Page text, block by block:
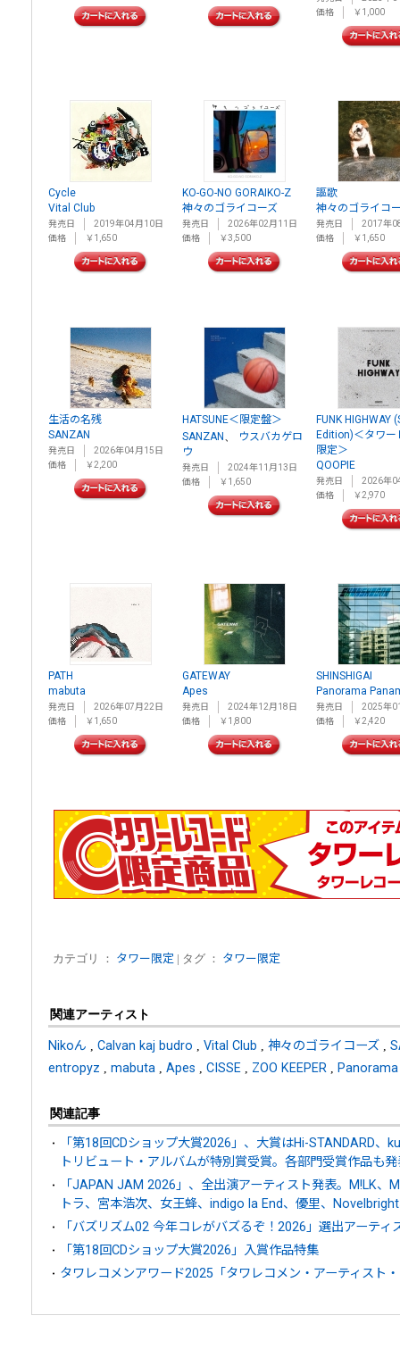
価格
￥1,000
Cycle
Vital Club
発売日
2019年04月10日
価格
￥1,650
KO-GO-NO GORAIKO-Z
神々のゴライコーズ
発売日
2026年02月11日
価格
￥3,500
謳歌
神々のゴライコ
発売日
2017年
価格
￥1,650
生活の名残
SANZAN
発売日
2026年04月15日
価格
￥2,200
HATSUNE＜限定盤＞
SANZAN
ウスバカゲロ
ウ
発売日
2024年11月13日
価格
￥1,650
FUNK HIGHWAY
Edition)＜タワー
限定＞
QOOPIE
発売日
2026年
価格
￥2,970
PATH
mabuta
発売日
2026年07月22日
価格
￥1,650
GATEWAY
Apes
発売日
2024年12月18日
価格
￥1,800
SHINSHIGAI
Panorama
発売日
2025年
価格
￥2,420
カテゴリ ： タワー限定 | タグ ： タワー限定
関連アーティスト
Nikoん Calvan kaj budro Vital Club 神々のゴライコーズ
entropyz
mabuta Apes CISSE ZOO KEEPER
関連記事
「第18回CDショップ大賞2026」、大賞はHi-STANDARD、
トリビュート・アルバムが特別賞受賞。各部門受賞作品も発
「JAPAN JAM 2026」、全出演アーティスト発表。M!LK、
トラ、宮本浩次、女王蜂、indigo la End、優里、
「バズリズム02 今年コレがバズるぞ！2026」選出アーティ
「第18回CDショップ大賞2026」入賞作品特集
タワレコメンアワード2025「タワレコメン・アーティスト